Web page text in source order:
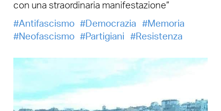
con una straordinaria manifestazione”
Antifascismo
Democrazia
Memoria
Neofascismo
Partigiani Resistenza